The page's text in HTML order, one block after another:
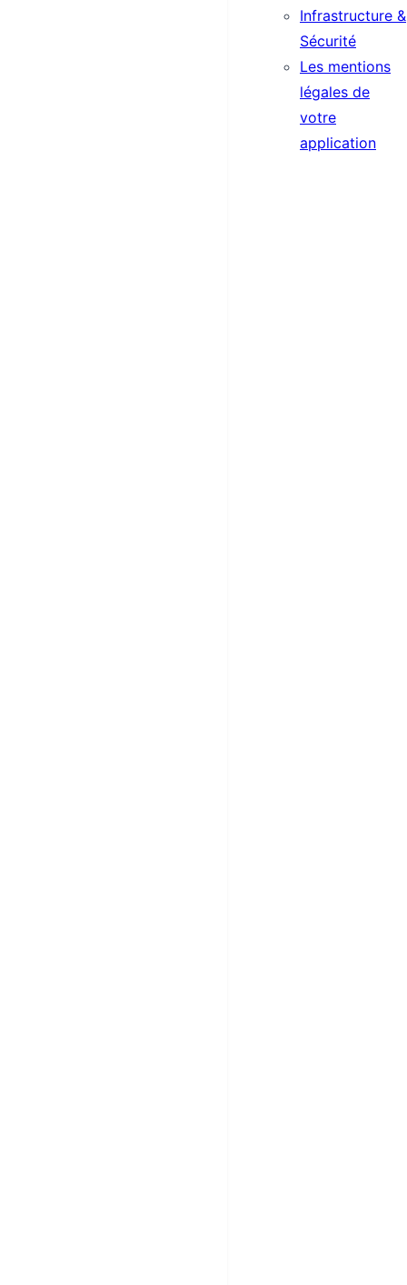
Infrastructure &
Sécurité
Les mentions
légales de
votre
application